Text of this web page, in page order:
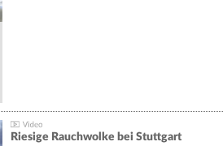
Riesige Rauchwolke bei Stuttgart